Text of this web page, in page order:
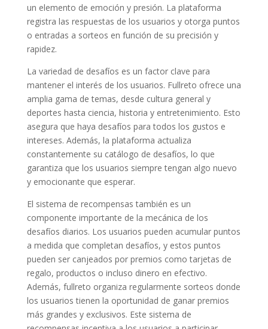
un elemento de emoción y presión. La plataforma
registra las respuestas de los usuarios y otorga puntos
o entradas a sorteos en función de su precisión y
rapidez.
La variedad de desafíos es un factor clave para
mantener el interés de los usuarios. Fullreto ofrece una
amplia gama de temas, desde cultura general y
deportes hasta ciencia, historia y entretenimiento. Esto
asegura que haya desafíos para todos los gustos e
intereses. Además, la plataforma actualiza
constantemente su catálogo de desafíos, lo que
garantiza que los usuarios siempre tengan algo nuevo
y emocionante que esperar.
El sistema de recompensas también es un
componente importante de la mecánica de los
desafíos diarios. Los usuarios pueden acumular puntos
a medida que completan desafíos, y estos puntos
pueden ser canjeados por premios como tarjetas de
regalo, productos o incluso dinero en efectivo.
Además, fullreto organiza regularmente sorteos donde
los usuarios tienen la oportunidad de ganar premios
más grandes y exclusivos. Este sistema de